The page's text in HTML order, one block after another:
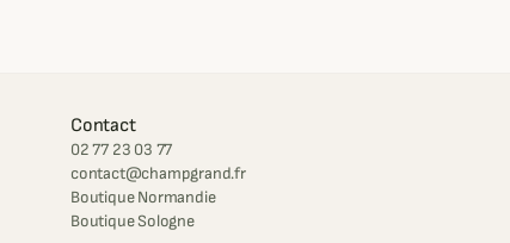
Contact
02 77 23 03 77
contact@champgrand.fr
Boutique Normandie
Boutique Sologne